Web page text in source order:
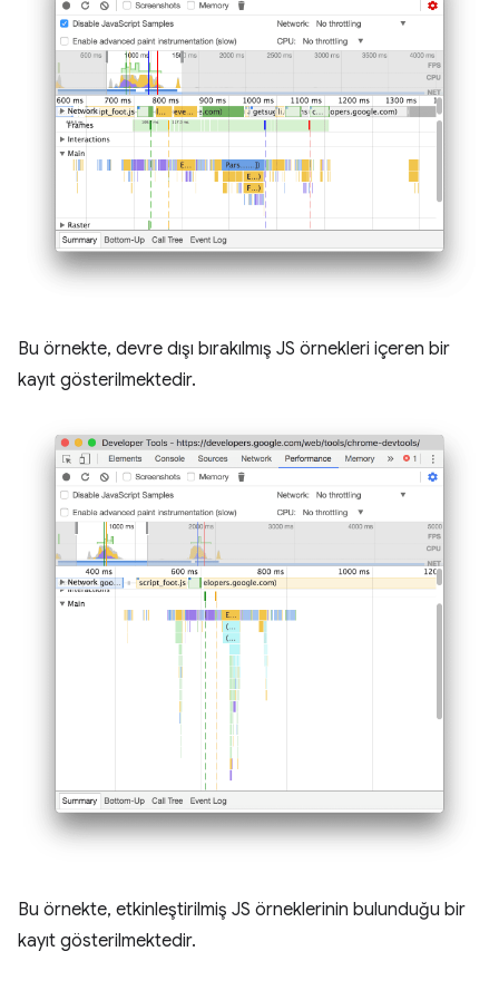
Bu örnekte, devre dışı bırakılmış JS örnekleri içeren bir
kayıt gösterilmektedir.
Bu örnekte, etkinleştirilmiş JS örneklerinin bulunduğu bir
kayıt gösterilmektedir.